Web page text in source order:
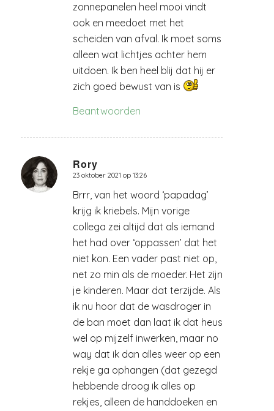
zonnepanelen heel mooi vindt
ook en meedoet met het
scheiden van afval. Ik moet soms
alleen wat lichtjes achter hem
uitdoen. Ik ben heel blij dat hij er
zich goed bewust van is
Beantwoorden
Rory
zegt:
23 oktober 2021 op 13:26
Brrr, van het woord ‘papadag’
krijg ik kriebels. Mijn vorige
collega zei altijd dat als iemand
het had over ‘oppassen’ dat het
niet kon. Een vader past niet op,
net zo min als de moeder. Het zijn
je kinderen. Maar dat terzijde. Als
ik nu hoor dat de wasdroger in
de ban moet dan laat ik dat heus
wel op mijzelf inwerken, maar no
way dat ik dan alles weer op een
rekje ga ophangen (dat gezegd
hebbende droog ik alles op
rekjes, alleen de handdoeken en